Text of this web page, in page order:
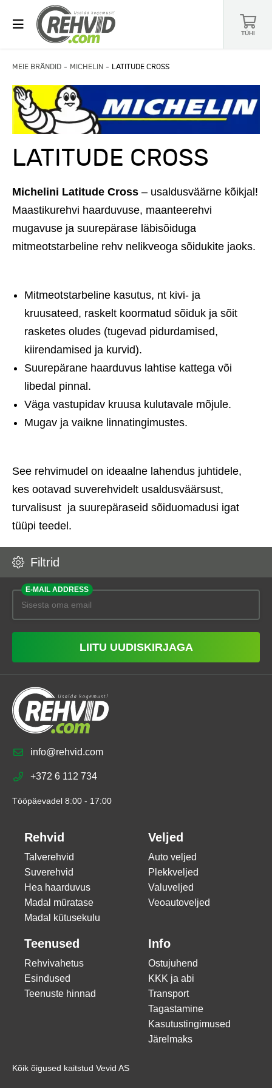
TÜHI
MEIE BRÄNDID MICHELIN LATITUDE CROSS
LATITUDE CROSS
Michelini Latitude Cross – usaldusväärne kõikjal!
Maastikurehvi haarduvuse, maanteerehvi
mugavuse ja suurepärase läbisõiduga
mitmeotstarbeline rehv nelikveoga sõidukite jaoks.
Mitmeotstarbeline kasutus, nt kivi- ja
kruusateed, raskelt koormatud sõiduk ja sõit
rasketes oludes (tugevad pidurdamised,
kiirendamised ja kurvid).
Suurepärane haarduvus lahtise kattega või
libedal pinnal.
Väga vastupidav kruusa kulutavale mõjule.
Mugav ja vaikne linnatingimustes.
See rehvimudel on ideaalne lahendus juhtidele,
kes ootavad suverehvidelt usaldusväärsust,
turvalisust ja suurepäraseid sõiduomadusi igat
tüüpi teedel.
Filtrid
E-MAIL ADDRESS
LIITU UUDISKIRJAGA
info@rehvid.com
+372 6 112 734
Tööpäevadel 8:00 - 17:00
Rehvid
Talverehvid
Suverehvid
Hea haarduvus
Madal müratase
Madal kütusekulu
Veljed
Auto veljed
Plekkveljed
Valuveljed
Veoautoveljed
Teenused
Rehvivahetus
Esindused
Teenuste hinnad
Info
Ostujuhend
KKK ja abi
Transport
Tagastamine
Kasutustingimused
Järelmaks
Kõik õigused kaitstud Vevid AS